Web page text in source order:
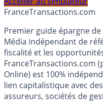
FranceTransactions.com
Premier guide épargne
Média indépendant de
fiscalité et les
FranceTransactions.com
Online) est 100%
lien capitalistique avec
assureurs, sociétés de